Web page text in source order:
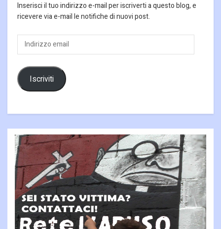
Inserisci il tuo indirizzo e-mail per iscriverti a questo blog, e
ricevere via e-mail le notifiche di nuovi post.
Indirizzo
email
Iscriviti